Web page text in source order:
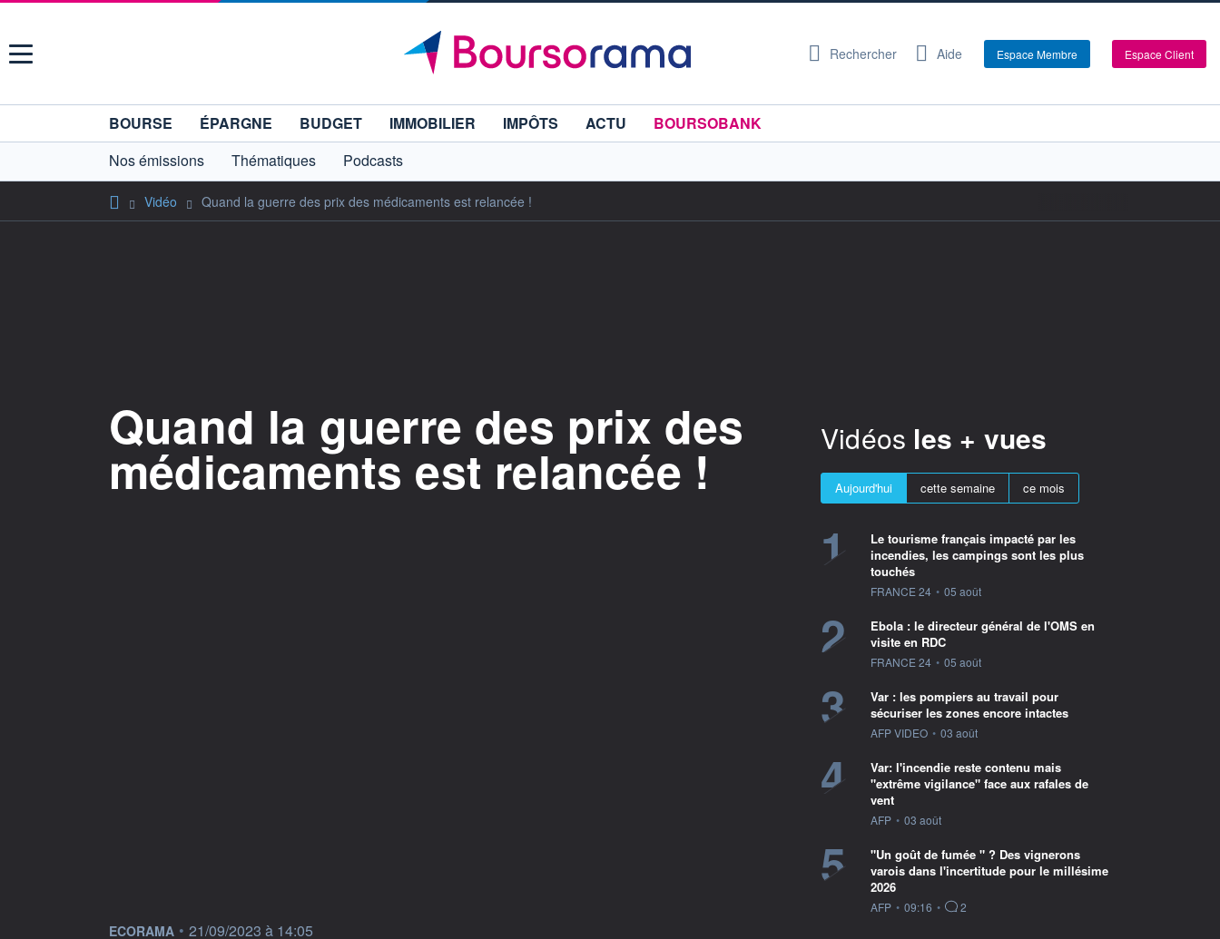
Menu Rechercher Aide Espace Membre Espace Client
BOURSE ÉPARGNE BUDGET IMMOBILIER IMPÔTS ACTU
BOURSOBANK
Nos émissions
Thématiques Podcasts
Vidéo Quand la guerre des prix des médicaments est relancée !
Quand la guerre des prix des
médicaments est relancée !
information fournie par
ECORAMA • 21/09/2023 à 14:05
Vidéos les + vues
Aujourd'hui cette semaine ce mois
1
Le tourisme français impacté par les
incendies, les campings sont les plus
touchés
information fournie par
FRANCE 24 • 05 août
2
Ebola : le directeur général de l'OMS en
visite en RDC
information fournie par
FRANCE 24 • 05 août
3
Var : les pompiers au travail pour
sécuriser les zones encore intactes
information fournie par
AFP VIDEO • 03 août
4
Var: l'incendie reste contenu mais
"extrême vigilance" face aux rafales de
vent
information fournie par
AFP • 03 août
5
"Un goût de fumée " ? Des vignerons
varois dans l'incertitude pour le millésime
2026
information fournie par
AFP • 09:16 • 2